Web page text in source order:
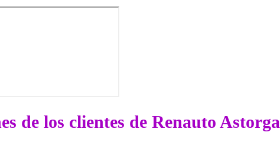
de los clientes de Renauto Astorga